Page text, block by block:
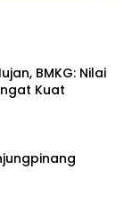
BMKG: Nilai
Kuat